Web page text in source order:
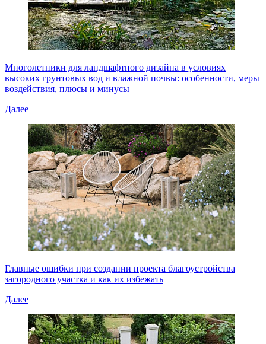
Многолетники для ландшафтного дизайна в условиях
высоких грунтовых вод и влажной почвы: особенности, меры
воздействия, плюсы и минусы
Далее
Главные ошибки при создании проекта благоустройства
загородного участка и как их избежать
Далее